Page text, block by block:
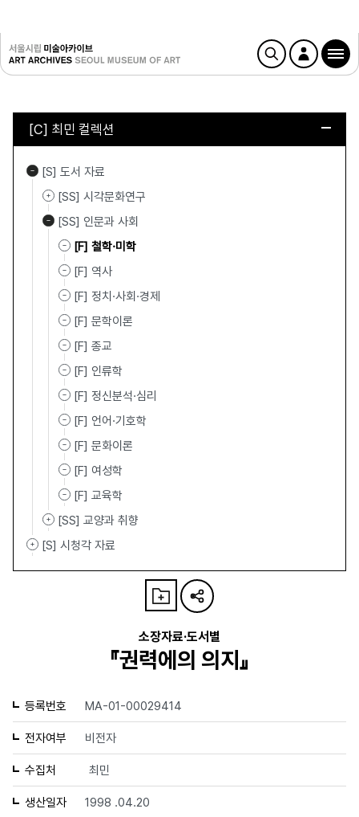
[C] 최민 컬렉션
[S] 도서 자료
[SS] 시각문화연구
[SS] 인문과 사회
[F] 철학·미학
[F] 역사
[F] 정치·사회·경제
[F] 문학이론
[F] 종교
[F] 인류학
[F] 정신분석·심리
[F] 언어·기호학
[F] 문화이론
[F] 여성학
[F] 교육학
[SS] 교양과 취향
[S] 시청각 자료
소장자료·도서별
『권력에의 의지』
등록번호 MA-01-00029414
전자여부 비전자
수집처 최민
생산일자 1998 .04.20